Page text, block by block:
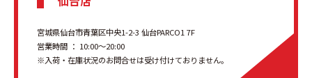
宮城県仙台市青葉区中央1-2-3 仙台PARCO1 7F
営業時間 ： 10:00～20:00
※入荷・在庫状況のお問合せは受け付けておりません。